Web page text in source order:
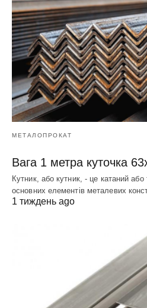
МЕТАЛОПРОКАТ
Вага 1 метра куточка
Кутник, або кутник, - це катаний
основних елементів металевих
1 тиждень ago